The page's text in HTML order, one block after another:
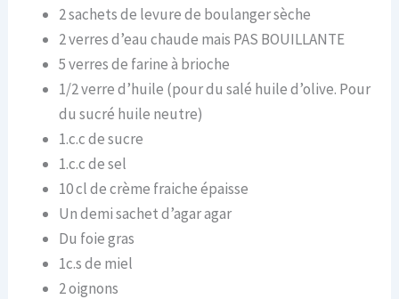
2 sachets de levure de boulanger sèche
2 verres d’eau chaude mais PAS BOUILLANTE
5 verres de farine à brioche
1/2 verre d’huile (pour du salé huile d’olive. Pour
du sucré huile neutre)
1.c.c de sucre
1.c.c de sel
10 cl de crème fraiche épaisse
Un demi sachet d’agar agar
Du foie gras
1c.s de miel
2 oignons